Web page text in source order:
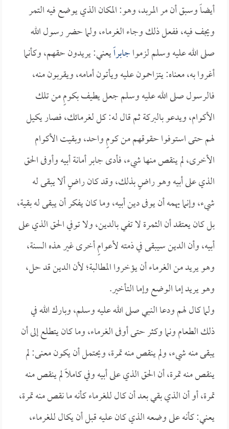
أيضاً وسبق أن مر المربد، وهو: المكان الذي يوضع فيه التمر
ويجف فيه، ففعل ذلك وجاء الغرماء، ولما حضر رسول الله
صلى الله عليه وسلم لزمواجابراًيعني: يريدون حقهم، وكأنما
أغروا به، معناه: يتزاحمون عليه ويأتون أمامه، ويقربون منه،
فالرسول صلى الله عليه وسلم جعل يطيف بكومٍ من تلك
الأكوام، ويدعو بالبركة ثم قال له: كل لغرمائك، فصار يكيل
لهم حتى استوفوا حقوقهم من كومٍ واحد، وبقيت الأكوام
الأخرى، لم ينقص منها شيء، فأدى جابر أمانة أبيه وأوفى الحق
الذي على أبيه وهو راضٍ بذلك، وقد كان راضٍ ألا يبقى له
شيء، وإنما يهمه أن يوفى دين أبيه، وما كان يفكر أن يبقى له بقية،
بل كان يعتقد أن الثمرة لا تفي بالدين، ولا توفي الحق الذي على
أبيه، وأن الدين سيبقى في ذمته لأعوامٍ أخرى غير هذه السنة،
وهو يريد من الغرماء أن يؤخروا المطالبة؛ لأن الدين قد حل،
وهو يريد إما الوضع وإما التأخير.
ولما كال لهم ودعا النبي صلى الله عليه وسلم، وبارك الله في
ذلك الطعام ونما وكثر حتى أوفى الغرماء، وما كان يتطلع إلى أن
يبقى منه شيء، ولم ينقص منه تمرة، ويحتمل أن يكون معنى: لم
ينقص منه تمرة، أن الحق الذي على أبيه وفي كاملاً لم ينقص منه
تمرة، أو أن الذي بقي بعد أن كال للغرماء كأنه ما نقص منه تمرة،
يعني: كأنه على وضعه الذي كان عليه قبل أن يكال للغرماء،